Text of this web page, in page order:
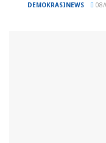
DEMOKRASINEWS